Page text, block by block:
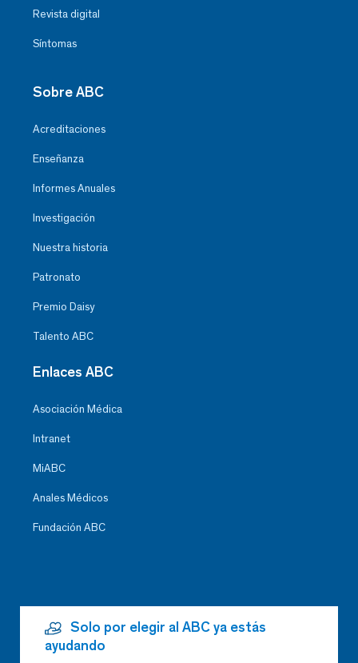
Revista digital
Síntomas
Sobre ABC
Acreditaciones
Enseñanza
Informes Anuales
Investigación
Nuestra historia
Patronato
Premio Daisy
Talento ABC
Enlaces ABC
Asociación Médica
Intranet
MiABC
Anales Médicos
Fundación ABC
Solo por elegir al ABC ya estás
ayudando